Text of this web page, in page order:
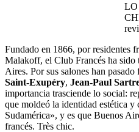
LO
Fundado en 1866, por residentes
Malakoff, el Club Francés ha sido
Aires. Por sus salones han
Saint-Exupéry, Jean-Paul
importancia trasciende lo social:
que moldeó la identidad estética y
Sudamérica», y es que Buenos
francés. Très chic.